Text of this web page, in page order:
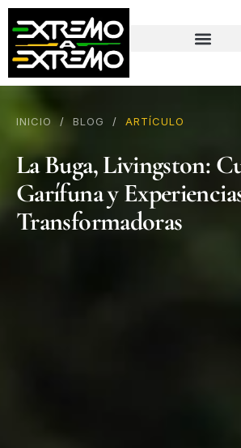
contenido
INICIO / BLOG / ARTÍCULO
La Buga, Livingston:
Garífuna y
Transformadoras